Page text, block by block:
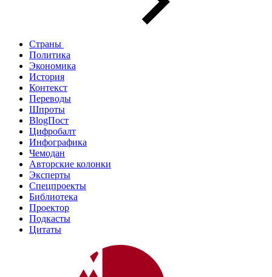
Страны
Политика
Экономика
История
Контекст
Переводы
Шпроты
BlogПост
Цифробалт
Инфографика
Чемодан
Авторские колонки
Эксперты
Спецпроекты
Библиотека
Проектор
Подкасты
Цитаты